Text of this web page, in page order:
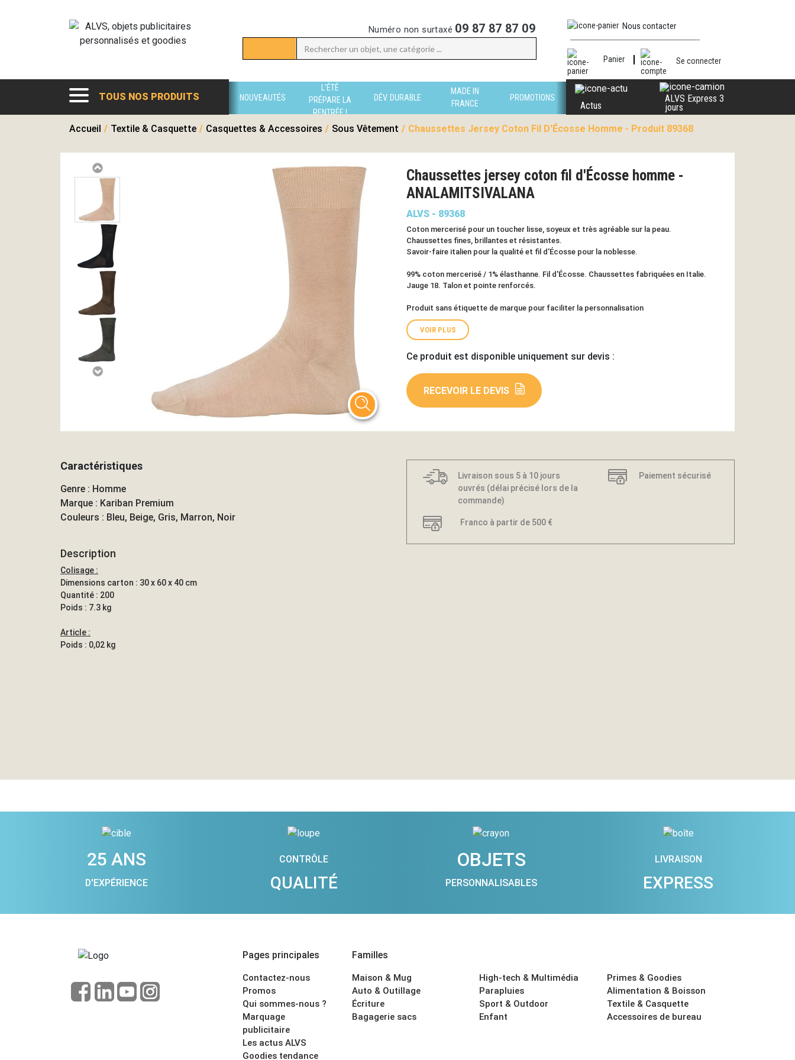
Numéro non surtaxé 09 87 87 87 09 Nous contacter
Panier Se connecter
TOUS NOS PRODUITS NOUVEAUTÉS
L'ÉTÉ
PRÉPARE LA
RENTRÉE !
DÉV. DURABLE
MADE IN
FRANCE
PROMOTIONS
Actus
ALVS Express 3
jours
Accueil / Textile & Casquette / Casquettes & Accessoires / Sous Vêtement / Chaussettes Jersey Coton Fil D'Écosse Homme - Produit 89368
Chaussettes jersey coton fil d'Écosse homme -
ANALAMITSIVALANA
ALVS - 89368
Coton mercerisé pour un toucher lisse, soyeux et très agréable sur la peau.
Chaussettes fines, brillantes et résistantes.
Savoir-faire italien pour la qualité et fil d'Écosse pour la noblesse.
99% coton mercerisé / 1% élasthanne. Fil d'Écosse. Chaussettes fabriquées en Italie.
Jauge 18. Talon et pointe renforcés.
Produit sans étiquette de marque pour faciliter la personnalisation
VOIR PLUS
Ce produit est disponible uniquement sur devis :
RECEVOIR LE DEVIS
Caractéristiques
Genre : Homme
Marque : Kariban Premium
Couleurs : Bleu, Beige, Gris, Marron, Noir
Description
Colisage :
Dimensions carton : 30 x 60 x 40 cm
Quantité : 200
Poids : 7.3 kg
Article :
Poids : 0,02 kg
Livraison sous 5 à 10 jours
ouvrés (délai précisé lors de la
commande)
Paiement sécurisé
Franco à partir de 500 €
25 ANS
D'EXPÉRIENCE
CONTRÔLE
QUALITÉ
OBJETS
PERSONNALISABLES
LIVRAISON
EXPRESS
Pages principales
Contactez-nous
Promos
Qui sommes-nous ?
Marquage
publicitaire
Les actus ALVS
Goodies tendance
Familles
Maison & Mug
Auto & Outillage
Écriture
Bagagerie sacs
High-tech & Multimédia
Parapluies
Sport & Outdoor
Enfant
Primes & Goodies
Alimentation & Boisson
Textile & Casquette
Accessoires de bureau